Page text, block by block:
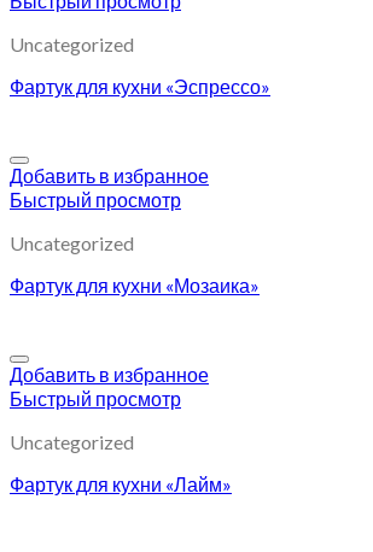
Uncategorized
Фартук для кухни «Эспрессо»
Добавить в избранное
Быстрый просмотр
Uncategorized
Фартук для кухни «Мозаика»
Добавить в избранное
Быстрый просмотр
Uncategorized
Фартук для кухни «Лайм»